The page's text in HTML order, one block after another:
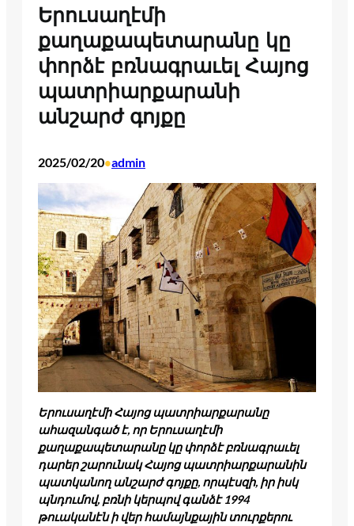
Երուսաղէմի
քաղաքապետարանը կը
փորձէ բռնագրաւել Հայոց
պատրիարքարանի
անշարժ գոյքը
2025/02/20•admin
Երուսաղէմի Հայոց պատրիարքարանը
ահազանգած է, որ Երուսաղէմի
քաղաքապետարանը կը փորձէ բռնագրաւել
դարեր շարունակ Հայոց պատրիարքարանին
պատկանող անշարժ գոյքը, որպէսզի, իր իսկ
պնդումով, բռնի կերպով գանձէ 1994
թուականէն ի վեր համայնքային տուրքերու